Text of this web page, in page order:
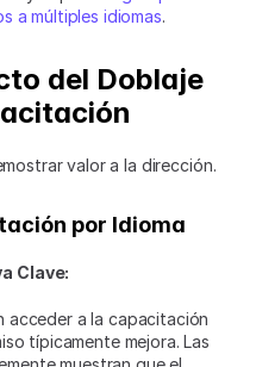
a múltiples idiomas.
del Doblaje
valor a la dirección.
por Idioma
Clave:
acceder a la capacitación
típicamente mejora. Las